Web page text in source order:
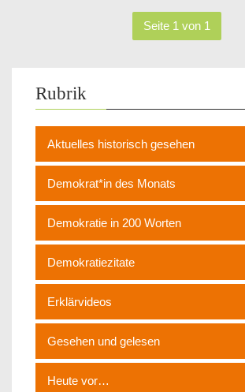
Seite 1 von 1
Rubrik
Aktuelles historisch gesehen
Demokrat*in des Monats
Demokratie in 200 Worten
Demokratiezitate
Erklärvideos
Gesehen und gelesen
Heute vor…